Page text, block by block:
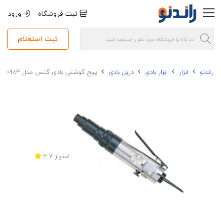
ثبت فروشگاه ورود
ثبت استعلام
راندنو ابزار ابزار بادی دریل بادی پیچ گوشتی بادی گتس مدل GP-0984
امتیاز 4.7